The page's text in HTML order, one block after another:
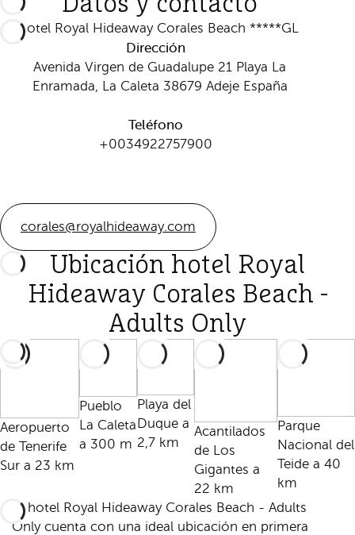
Hotel Royal Hideaway Corales Beach *****GL
Dirección
Avenida Virgen de Guadalupe 21 Playa La
Enramada, La Caleta 38679 Adeje España
Teléfono
+0034922757900
corales@royalhideaway.com
Ubicación hotel Royal
Hideaway Corales Beach -
Adults Only
Aeropuerto
de Tenerife
Sur a 23 km
Pueblo
La Caleta
a 300 m
Playa del
Duque a
2,7 km
Acantilados
de Los
Gigantes a
22 km
Parque
Nacional del
Teide a 40
km
El hotel Royal Hideaway Corales Beach - Adults
Only cuenta con una ideal ubicación en primera